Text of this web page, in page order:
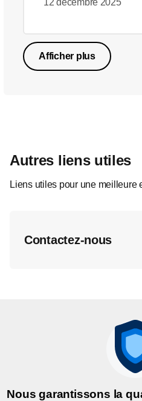
12 décembre 2025
Afficher plus
Autres liens utiles
Liens utiles pour une meilleure
Contactez-nous
Nous garantissons la